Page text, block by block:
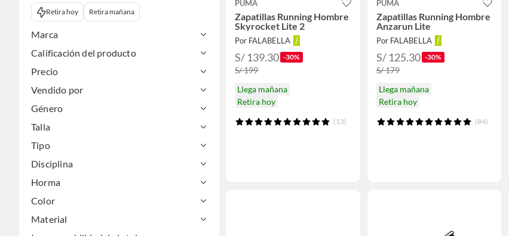
Retira hoy Retira mañana
Marca
Calificación del producto
Precio
Vendido por
Género
Talla
Tipo
Disciplina
Horma
Color
Material
PUMA
Zapatillas Running Hombre
Skyrocket Lite 2
Por FALABELLA
S/ 139.30 -30%
S/ 199
Llega mañana
Retira hoy
(13)
PUMA
Zapatillas Running Hombre
Anzarun Lite
Por FALABELLA
S/ 125.30 -30%
S/ 179
Llega mañana
Retira hoy
(84)